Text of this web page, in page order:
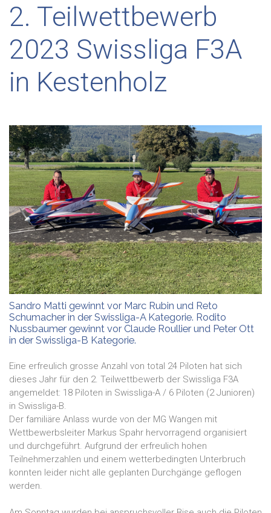
2. Teilwettbewerb
2023 Swissliga F3A
in Kestenholz
Sandro Matti gewinnt vor Marc Rubin und Reto
Schumacher in der Swissliga-A Kategorie. Rodito
Nussbaumer gewinnt vor Claude Roullier und Peter Ott
in der Swissliga-B Kategorie.
Eine erfreulich grosse Anzahl von total 24 Piloten hat sich
dieses Jahr für den 2. Teilwettbewerb der Swissliga F3A
angemeldet: 18 Piloten in Swissliga-A / 6 Piloten (2 Junioren)
in Swissliga-B.
Der familiäre Anlass wurde von der MG Wangen mit
Wettbewerbsleiter Markus Spahr hervorragend organisiert
und durchgeführt. Aufgrund der erfreulich hohen
Teilnehmerzahlen und einem wetterbedingten Unterbruch
konnten leider nicht alle geplanten Durchgänge geflogen
werden.